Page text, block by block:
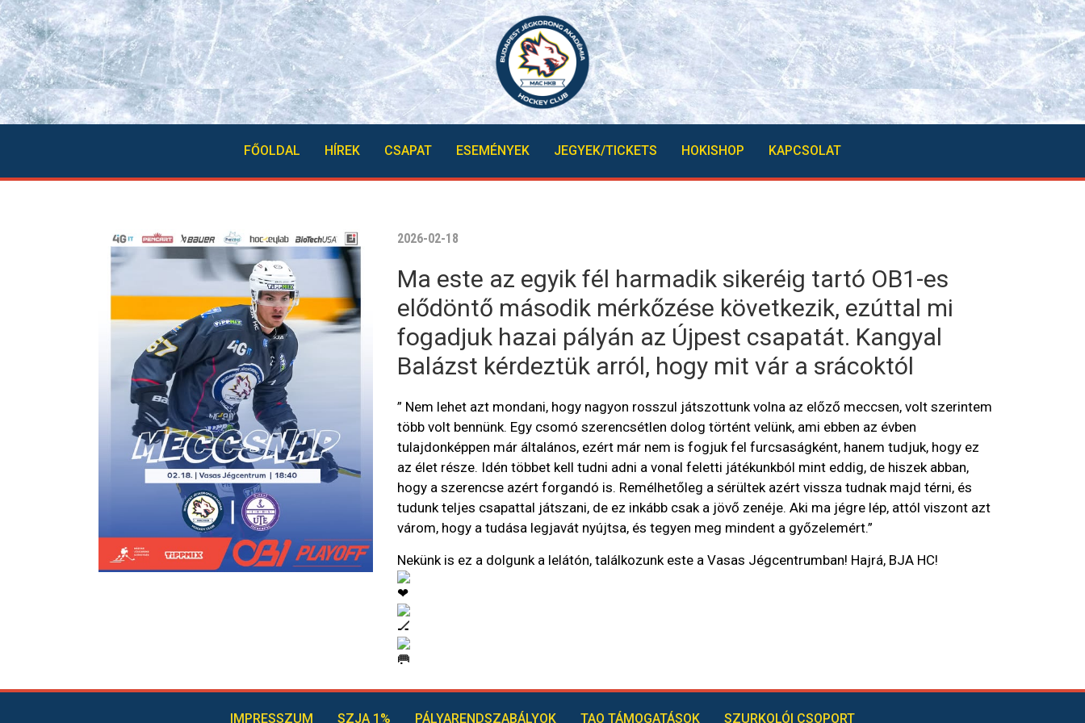
FŐOLDAL HÍREK CSAPAT ESEMÉNYEK JEGYEK/TICKETS HOKISHOP KAPCSOLAT
2026-02-18
Ma este az egyik fél harmadik sikeréig tartó OB1-es
elődöntő második mérkőzése következik, ezúttal mi
fogadjuk hazai pályán az Újpest csapatát. Kangyal
Balázst kérdeztük arról, hogy mit vár a srácoktól
” Nem lehet azt mondani, hogy nagyon rosszul játszottunk volna az előző meccsen, volt szerintem
több volt bennünk. Egy csomó szerencsétlen dolog történt velünk, ami ebben az évben
tulajdonképpen már általános, ezért már nem is fogjuk fel furcsaságként, hanem tudjuk, hogy ez
az élet része. Idén többet kell tudni adni a vonal feletti játékunkból mint eddig, de hiszek abban,
hogy a szerencse azért forgandó is. Remélhetőleg a sérültek azért vissza tudnak majd térni, és
tudunk teljes csapattal játszani, de ez inkább csak a jövő zenéje. Aki ma jégre lép, attól viszont azt
várom, hogy a tudása legjavát nyújtsa, és tegyen meg mindent a győzelemért.”
Nekünk is ez a dolgunk a lelátón, találkozunk este a Vasas Jégcentrumban! Hajrá, BJA HC!
IMPRESSZUM SZJA 1% PÁLYARENDSZABÁLYOK TAO TÁMOGATÁSOK SZURKOLÓI CSOPORT